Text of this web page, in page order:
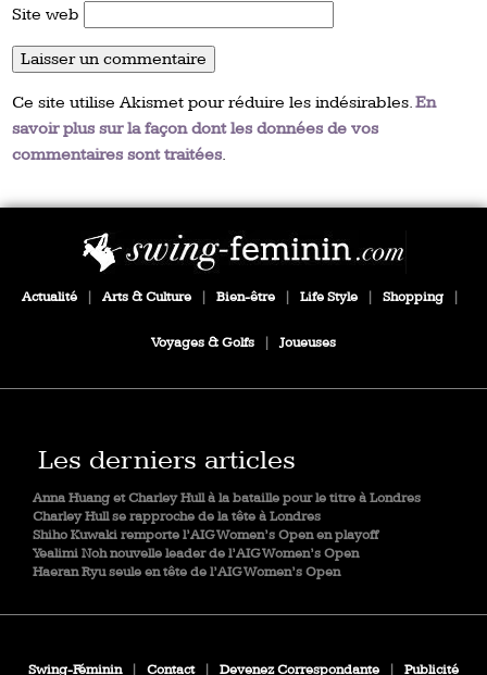
Site web
Ce site utilise Akismet pour réduire les indésirables.En
savoir plus sur la façon dont les données de vos
commentaires sont traitées.
Actualité | Arts & Culture | Bien-être | Life Style | Shopping |
Voyages & Golfs | Joueuses
Les derniers articles
Anna Huang et Charley Hull à la bataille pour le titre à Londres
Charley Hull se rapproche de la tête à Londres
Shiho Kuwaki remporte l’AIG Women’s Open en playoff
Yealimi Noh nouvelle leader de l’AIG Women’s Open
Haeran Ryu seule en tête de l’AIG Women’s Open
Swing-Féminin | Contact | Devenez Correspondante | Publicité